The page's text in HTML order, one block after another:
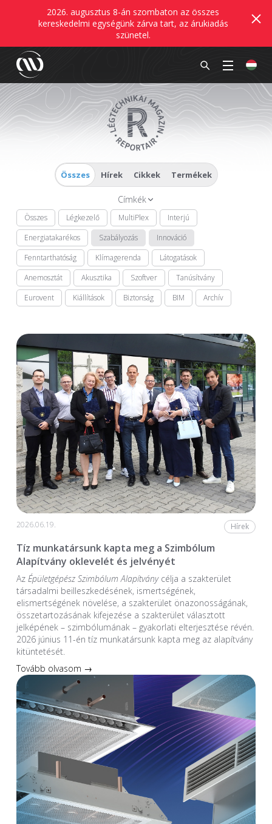
2026. augusztus 8-án szombaton az összes
kereskedelmi egységünk zárva tart, az árukiadás
szünetel.
Összes Hírek Cikkek Termékek
Címkék
Összes Légkezelő MultiPlex
Interjú
Energiatakarékos
Szabályozás
Innováció
Fenntarthatóság
Klímagerenda
Látogatások
Anemosztát
Akusztika Szoftver
Tanúsítvány
Eurovent
Kiállítások Biztonság BIM Archív
2026.06.19. Hírek
Tíz munkatársunk kapta meg a Szimbólum
Alapítvány oklevelét és jelvényét
Az Épületgépész Szimbólum Alapítványcélja a szakterület
társadalmi beilleszkedésének, ismertségének,
elismertségének növelése, a szakterület önazonosságának,
összetartozásának kifejezése a szakterület választott
jelképének – szimbólumának – gyakorlati elterjesztése révén.
2026 június 11-én tíz munkatársunk kapta meg az alapítvány
kitüntetését.
Tovább olvasom →